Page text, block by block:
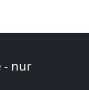
- nur